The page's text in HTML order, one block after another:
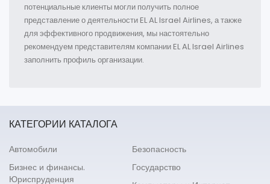
потенциальные клиенты могли получить полное
представление о деятельности EL AL Israel Airlines, а также
для эффективного продвижения, мы настоятельно
рекомендуем представителям компании EL AL Israel Airlines
заполнить профиль организации.
КАТЕГОРИИ КАТАЛОГА
Автомобили
Безопасность
Бизнес и финансы.
Юриспруденция
Государство